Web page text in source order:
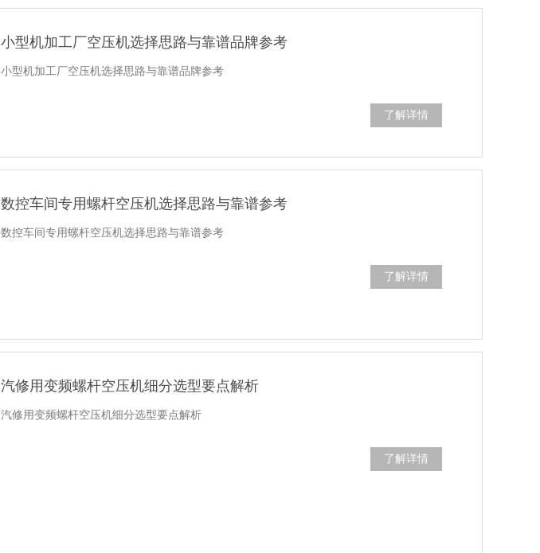
小型机加工厂空压机选择思路与靠谱品牌参考
小型机加工厂空压机选择思路与靠谱品牌参考
了解详情
数控车间专用螺杆空压机选择思路与靠谱参考
数控车间专用螺杆空压机选择思路与靠谱参考
了解详情
汽修用变频螺杆空压机细分选型要点解析
汽修用变频螺杆空压机细分选型要点解析
了解详情